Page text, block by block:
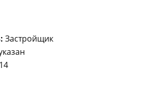
Застройщик